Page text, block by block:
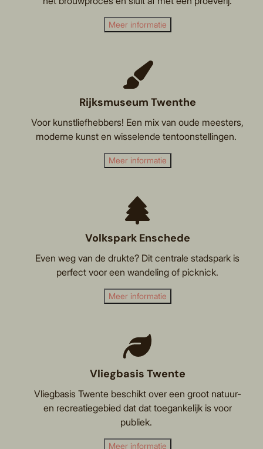
Meer informatie
Rijksmuseum Twenthe
Voor kunstliefhebbers! Een mix van oude meesters,
moderne kunst en wisselende tentoonstellingen.
Meer informatie
Volkspark Enschede
Even weg van de drukte? Dit centrale stadspark is
perfect voor een wandeling of picknick.
Meer informatie
Vliegbasis Twente
Vliegbasis Twente beschikt over een groot natuur-
en recreatiegebied dat dat toegankelijk is voor
publiek.
Meer informatie